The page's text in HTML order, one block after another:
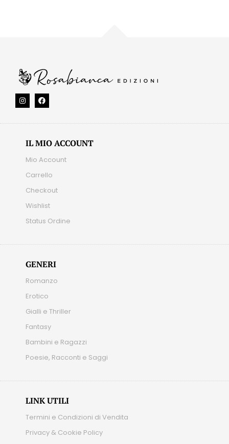
IL MIO ACCOUNT
Mio Account
Carrello
Checkout
Wishlist
Status Ordine
GENERI
Romanzo
Erotico
Gialli e Thriller
Fantasy
Bambini e Ragazzi
Poesie, Racconti e Saggi
LINK UTILI
Termini e Condizioni di Vendita
Privacy & Cookie Policy